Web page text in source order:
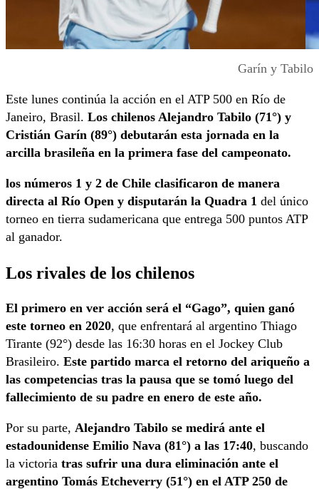
Garín y Tabilo
Este lunes continúa la acción en el ATP 500 en Río de
Janeiro, Brasil. Los chilenos Alejandro Tabilo (71°) y
Cristián Garín (89°) debutarán esta jornada en la
arcilla brasileña en la primera fase del campeonato.
los números 1 y 2 de Chile clasificaron de manera
directa al Río Open y disputarán la Quadra 1 del único
torneo en tierra sudamericana que entrega 500 puntos ATP
al ganador.
Los rivales de los chilenos
El primero en ver acción será el “Gago”, quien ganó
este torneo en 2020, que enfrentará al argentino Thiago
Tirante (92°) desde las 16:30 horas en el Jockey Club
Brasileiro. Este partido marca el retorno del ariqueño a
las competencias tras la pausa que se tomó luego del
fallecimiento de su padre en enero de este año.
Por su parte, Alejandro Tabilo se medirá ante el
estadounidense Emilio Nava (81°) a las 17:40, buscando
la victoria tras sufrir una dura eliminación ante el
argentino Tomás Etcheverry (51°) en el ATP 250 de